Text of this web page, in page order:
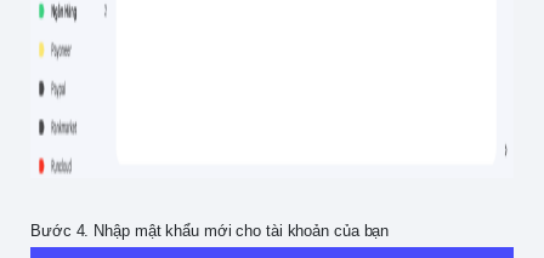
Bước 4. Nhập mật khẩu mới cho tài khoản của bạn